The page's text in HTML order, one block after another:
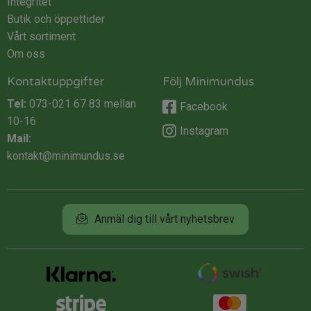
Butik och öppettider
Vårt sortiment
Om oss
Kontaktuppgifter
Tel: 073-021 67 83 mellan
10-16
Mail:
kontakt@minimundus.se
Följ Minimundus
Facebook
Instagram
Anmäl dig till vårt nyhetsbrev